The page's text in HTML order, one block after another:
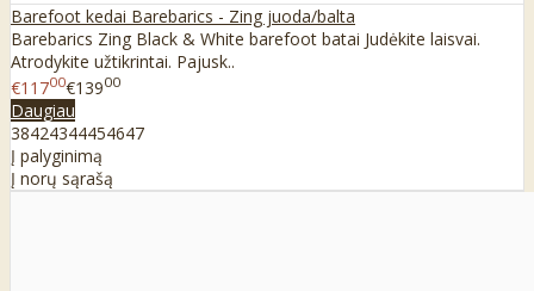
Barefoot kedai Barebarics - Zing juoda/balta
Barebarics Zing Black & White barefoot batai Judėkite laisvai.
Atrodykite užtikrintai. Pajusk..
€11700€13900
Daugiau
38424344454647
Į palyginimą
Į norų sąrašą